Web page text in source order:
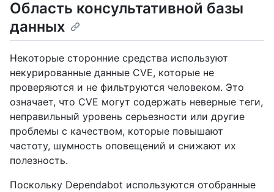
Область консультативной базы
данных
Некоторые сторонние средства используют
некурированные данные CVE, которые не
проверяются и не фильтруются человеком. Это
означает, что CVE могут содержать неверные теги,
неправильный уровень серьезности или другие
проблемы с качеством, которые повышают
частоту, шумность оповещений и снижают их
полезность.
Поскольку Dependabot используются отобранные